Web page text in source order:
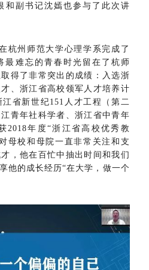
和副书记沈嫣也参与了此次讲
杭州师范大学心理学系完成了
最难忘的青春时光留在了杭师
得了非常突出的成绩：入选浙
、浙江省高校领军人才培养计
省新世纪151人才工程（第二
青年社科学者、浙江省中青年
2018年度“浙江省高校优秀教
母校和母院一直非常关注和支
，他在百忙中抽出时间和我们
他的成长经历“在大学，做一个